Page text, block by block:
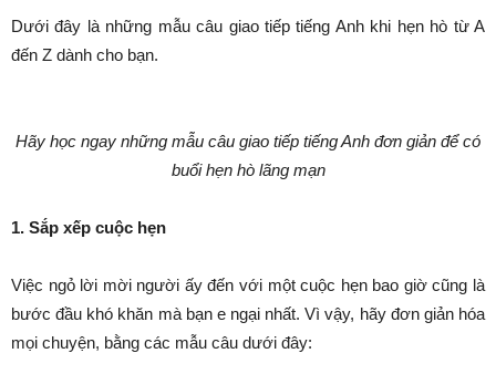
Dưới đây là những mẫu câu giao tiếp tiếng Anh khi hẹn hò từ A
đến Z dành cho bạn.
Hãy học ngay những mẫu câu giao tiếp tiếng Anh đơn giản để có
buổi hẹn hò lãng mạn
1. Sắp xếp cuộc hẹn
Việc ngỏ lời mời người ấy đến với một cuộc hẹn bao giờ cũng là
bước đầu khó khăn mà bạn e ngại nhất. Vì vậy, hãy đơn giản hóa
mọi chuyện, bằng các mẫu câu dưới đây: